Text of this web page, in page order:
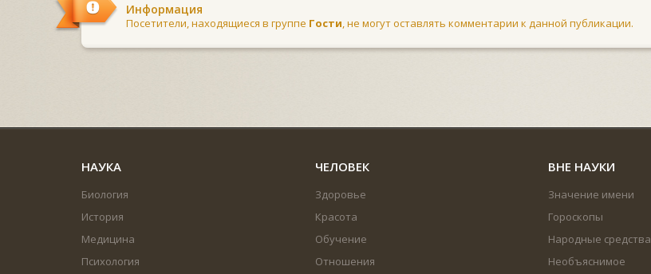
Информация
Посетители, находящиеся в группе Гости, не могут оставлять комментарии к данной публикации.
НАУКА
Биология
История
Медицина
Психология
ЧЕЛОВЕК
Здоровье
Красота
Обучение
Отношения
ВНЕ НАУКИ
Значение имени
Гороскопы
Народные средства
Необъяснимое